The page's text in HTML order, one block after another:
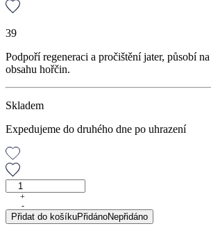
39
Podpoří regeneraci a pročištění jater, působí
obsahu hořčin.
Skladem
Expedujeme do druhého dne po uhrazení
Jaterní
Hepa
tea®,
+
-
Přidat do košíkuPřidánoNepřidáno